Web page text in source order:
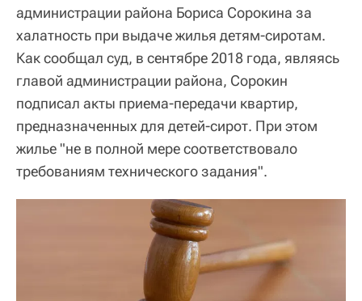
администрации района Бориса Сорокина за
халатность при выдаче жилья детям-сиротам.
Как сообщал суд, в сентябре 2018 года, являясь
главой администрации района, Сорокин
подписал акты приема-передачи квартир,
предназначенных для детей-сирот. При этом
жилье "не в полной мере соответствовало
требованиям технического задания".